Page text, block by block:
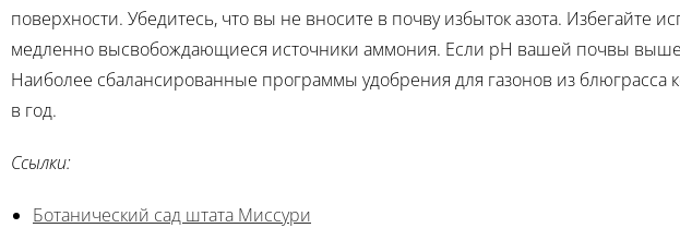
поверхности. Убедитесь, что вы не вносите в почву избыток азота.
медленно высвобождающиеся источники аммония. Если pH вашей почвы выше
Наиболее сбалансированные программы удобрения для газонов из блюграсса
в год.
Ссылки:
Ботанический сад штата Миссури